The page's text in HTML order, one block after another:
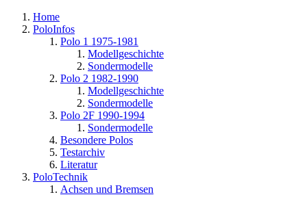
Home
PoloInfos
Polo 1 1975-1981
Modellgeschichte
Sondermodelle
Polo 2 1982-1990
Modellgeschichte
Sondermodelle
Polo 2F 1990-1994
Sondermodelle
Besondere Polos
Testarchiv
Literatur
PoloTechnik
Achsen und Bremsen